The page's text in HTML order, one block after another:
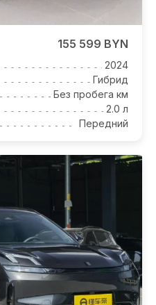
155 599 BYN
2024
Гибрид
Без пробега км
2.0 л
Передний